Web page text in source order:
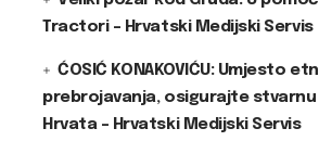
Tractori – Hrvatski Medijski Servis
ĆOSIĆ KONAKOVIĆU: Umjesto
prebrojavanja, osigurajte
Hrvata – Hrvatski Medijski Servis